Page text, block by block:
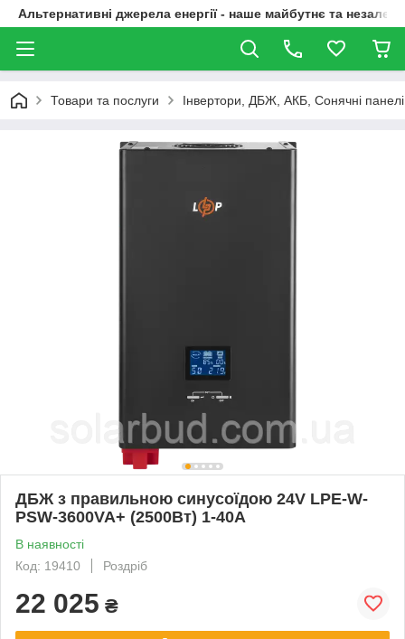
Альтернативні джерела енергії - наше майбутнє та
Товари та послуги Інвертори, ДБЖ, АКБ, Сонячні
ДБЖ з правильною синусоїдою 24V LPE-W-
PSW-3600VA+ (2500Вт) 1-40A
В наявності
Код: 19410
Роздріб
22 025 ₴